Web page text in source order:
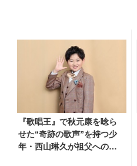
『歌唱王』で秋元康を唸ら
せた“奇跡の歌声”を持つ少
年・西山琳久が祖父への想